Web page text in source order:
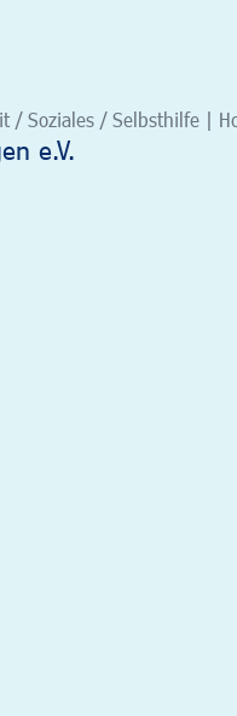
/ Soziales / Selbsthilfe |
e.V.